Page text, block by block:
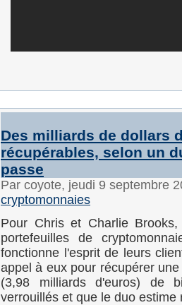
Des milliards de dollars
récupérables, selon un
passe
Par coyote, jeudi 9 septembre
cryptomonnaies
Pour Chris et Charlie
portefeuilles de
fonctionne l'esprit de leurs
appel à eux pour récupérer
(3,98 milliards d'euros) de
verrouillés et que le duo estime